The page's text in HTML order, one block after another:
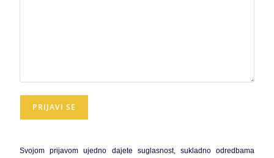
Svojom prijavom ujedno dajete suglasnost, sukladno odredbama